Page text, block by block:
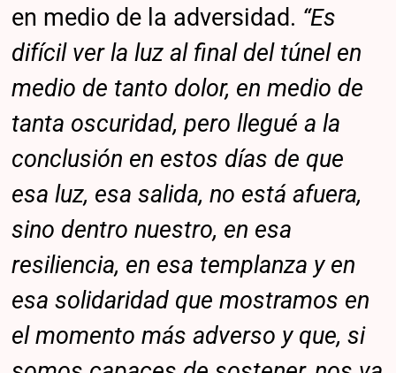
en medio de la adversidad. “Es
difícil ver la luz al final del túnel en
medio de tanto dolor, en medio de
tanta oscuridad, pero llegué a la
conclusión en estos días de que
esa luz, esa salida, no está afuera,
sino dentro nuestro, en esa
resiliencia, en esa templanza y en
esa solidaridad que mostramos en
el momento más adverso y que, si